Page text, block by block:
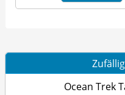
Ocean Trek